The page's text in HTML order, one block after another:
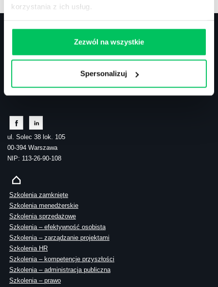
korzystania z ich usług.
Zezwól na wszystkie
Spersonalizuj
Kontakt
tel.: 505 273 550
ul. Solec 38 lok. 105
00-394 Warszawa
NIP: 113-26-90-108
Szkolenia zamknięte
Szkolenia menedżerskie
Szkolenia sprzedażowe
Szkolenia – efektywność osobista
Szkolenia – zarządzanie projektami
Szkolenia HR
Szkolenia – kompetencje przyszłości
Szkolenia – administracja publiczna
Szkolenia – prawo